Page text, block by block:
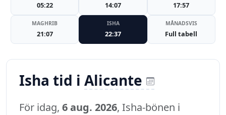
05:22 14:07 17:57
MAGHRIB
21:07
ISHA
22:37
MÅNADSVIS
Full tabell
Isha tid i Alicante
För idag, 6 aug. 2026, Isha-bönen i